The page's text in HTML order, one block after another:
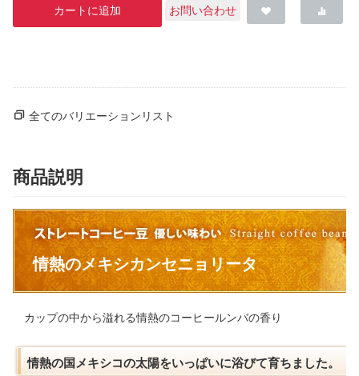
カートに追加 お問い合わせ
全てのバリエーションリスト
商品説明
情熱のメキシカンセニョリータ
カップの中から溢れる情熱のコーヒールンバの香り
情熱の国メキシコの太陽をいっぱいに浴びて育ちました。